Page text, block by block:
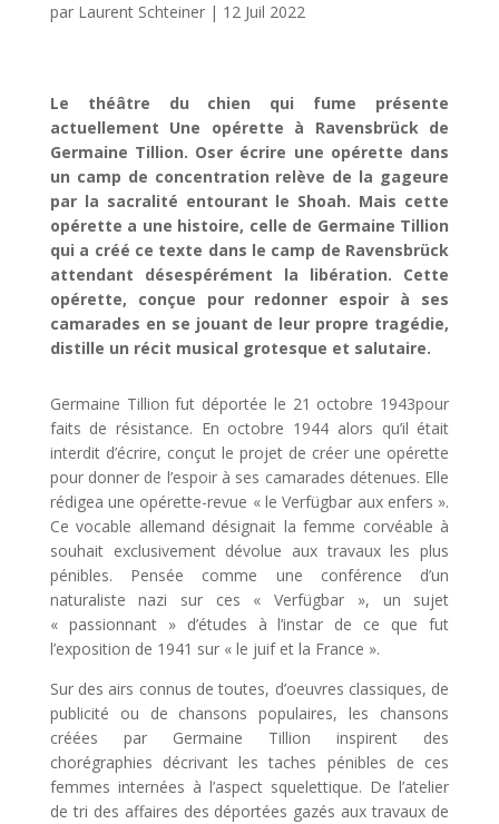
par Laurent Schteiner| 12 Juil 2022
Le théâtre du chien qui fume présente
actuellement Une opérette à Ravensbrück de
Germaine Tillion. Oser écrire une opérette dans
un camp de concentration relève de la gageure
par la sacralité entourant le Shoah. Mais cette
opérette a une histoire, celle de Germaine Tillion
qui a créé ce texte dans le camp de Ravensbrück
attendant désespérément la libération. Cette
opérette, conçue pour redonner espoir à ses
camarades en se jouant de leur propre tragédie,
distille un récit musical grotesque et salutaire.
Germaine Tillion fut déportée le 21 octobre 1943pour
faits de résistance. En octobre 1944 alors qu’il était
interdit d’écrire, conçut le projet de créer une opérette
pour donner de l’espoir à ses camarades détenues. Elle
rédigea une opérette-revue « le Verfügbar aux enfers ».
Ce vocable allemand désignait la femme corvéable à
souhait exclusivement dévolue aux travaux les plus
pénibles. Pensée comme une conférence d’un
naturaliste nazi sur ces « Verfügbar », un sujet
« passionnant » d’études à l’instar de ce que fut
l’exposition de 1941 sur « le juif et la France ».
Sur des airs connus de toutes, d’oeuvres classiques, de
publicité ou de chansons populaires, les chansons
créées par Germaine Tillion inspirent des
chorégraphies décrivant les taches pénibles de ces
femmes internées à l’aspect squelettique. De l’atelier
de tri des affaires des déportées gazés aux travaux de